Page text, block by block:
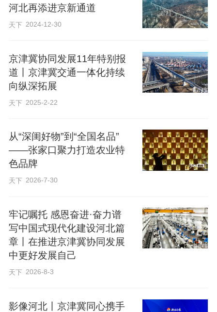
高速公路两侧，新厂房错落有致，新
这是一条协同路：张家口蔚县暖泉古
镇，古色古香的街道上，北京游客随处可
见。几公里外，便是京蔚高速暖泉古镇收
这也是一条致富路：涿鹿的蔬菜、蔚
县的小米……农民地里的土特产，沿着高
速公路来到北京的超市，卖出了好价格。
2024年12月30日，全长约184公里的
京蔚高速全线通车。这条北京正西方向唯
一的高速公路是京津冀交通一体化重点工
程，通车后北京西六环至蔚县通行时间由3
1小时通达。
河北再添进京新通道
天下 2024-12-30
京津冀协同发展11年特别报
道丨京津冀交通一体化持续
向纵深拓展
天下 2025-2-22
从“深闺好物”到“全国名品”
——张家口聚力打造农业特
色品牌
天下 2026-7-30
牢记嘱托 感恩奋进·奋力谱
写中国式现代化建设河北篇
章丨在推进京津冀协同发展
中更好发展自己
天下 2026-8-3
影像河北丨京津冀同心携手